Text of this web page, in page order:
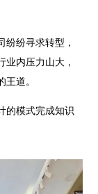
纷寻求转型，
内压力山大，
道。
的模式完成知识